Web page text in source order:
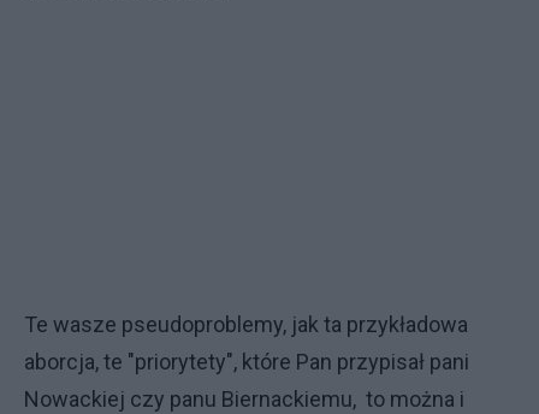
Te wasze pseudoproblemy, jak ta przykładowa
aborcja, te "priorytety", które Pan przypisał pani
Nowackiej czy panu Biernackiemu, to można i